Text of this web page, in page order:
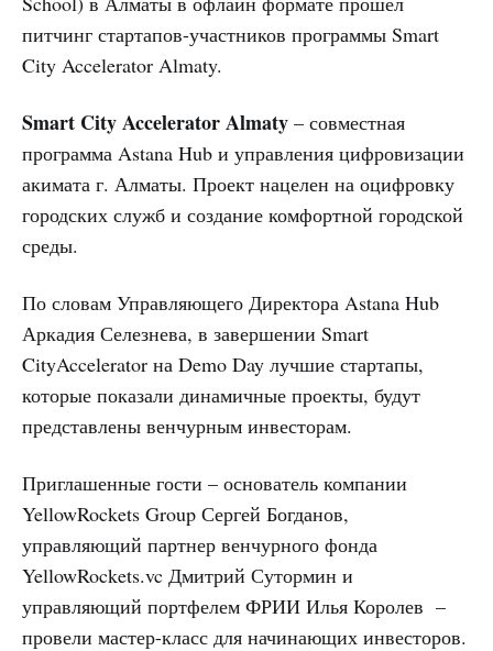
питчинг стартапов-участников программы Smart
City Accelerator Almaty.
Smart City Accelerator Almaty – совместная
программа Astana Hub и управления цифровизации
акимата г. Алматы. Проект нацелен на оцифровку
городских служб и создание комфортной городской
среды.
По словам Управляющего Директора Astana Hub
Аркадия Селезнева, в завершении Smart
CityAccelerator на Demo Day лучшие стартапы,
которые показали динамичные проекты, будут
представлены венчурным инвесторам.
Приглашенные гости – основатель компании
YellowRockets Group Сергей Богданов,
управляющий партнер венчурного фонда
YellowRockets.vc Дмитрий Сутормин и
управляющий портфелем ФРИИ Илья Королев –
провели мастер-класс для начинающих инвесторов.